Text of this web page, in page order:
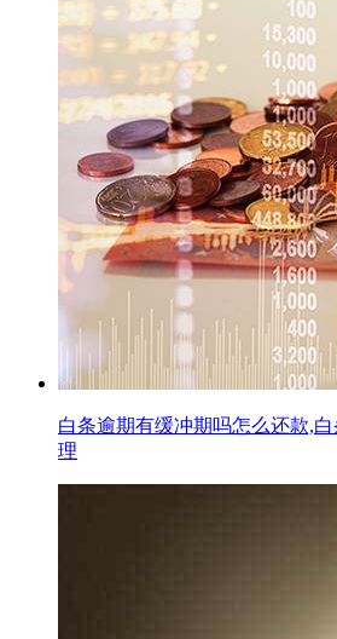
白条逾期有缓冲期吗怎么还款,
理